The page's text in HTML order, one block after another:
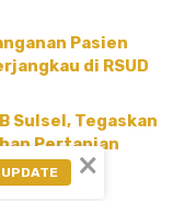
Pasien
di RSUD
Sulsel, Tegaskan
Pertanian
×
UPDATE